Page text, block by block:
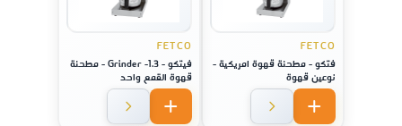
FETCO
فتكو - مطحنة قهوة امريكية -
نوعين قهوة
FETCO
فيتكو - Grinder -1.3 - مطحنة
قهوة القمع واحد